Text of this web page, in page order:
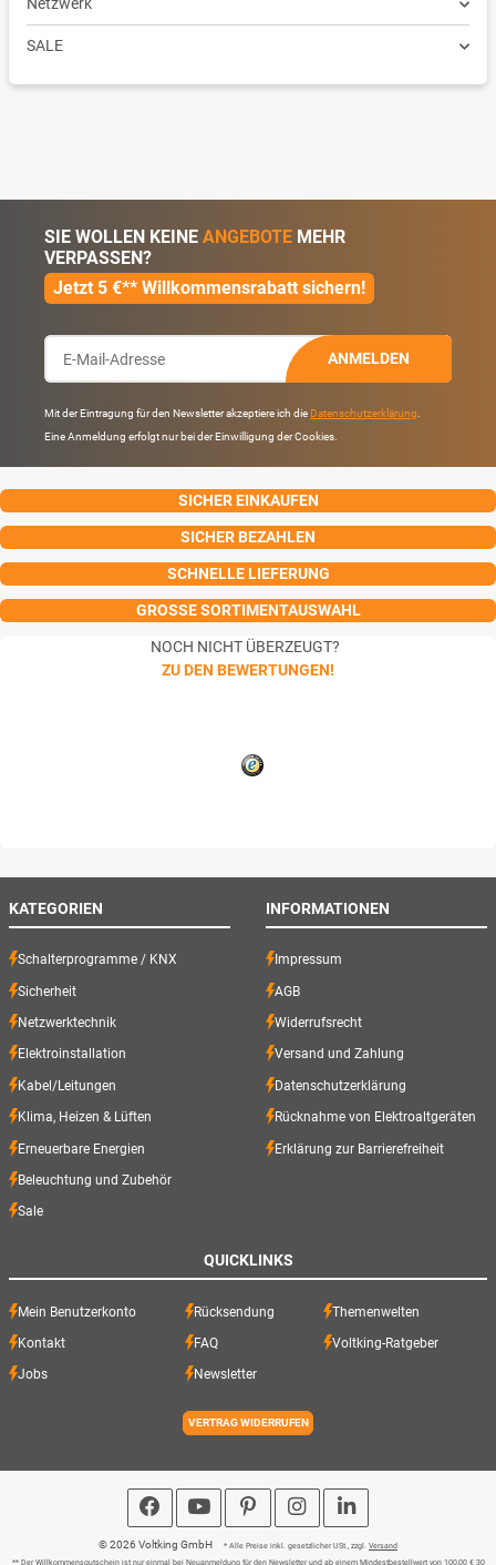
SALE
SIE WOLLEN KEINE ANGEBOTE MEHR
VERPASSEN?
Jetzt 5 €** Willkommensrabatt sichern!
ANMELDEN
Mit der Eintragung für den Newsletter akzeptiere ich die Datenschutzerklärung
Eine Anmeldung erfolgt nur bei der Einwilligung der Cookies.
SICHER EINKAUFEN
SICHER BEZAHLEN
SCHNELLE LIEFERUNG
GROSSE SORTIMENTAUSWAHL
NOCH NICHT ÜBERZEUGT?
ZU DEN BEWERTUNGEN!
KATEGORIEN
Schalterprogramme / KNX
Sicherheit
Netzwerktechnik
Elektroinstallation
Kabel/Leitungen
Klima, Heizen & Lüften
Erneuerbare Energien
Beleuchtung und Zubehör
Sale
INFORMATIONEN
Impressum
AGB
Widerrufsrecht
Versand und Zahlung
Datenschutzerklärung
Rücknahme von Elektroaltgeräten
Erklärung zur Barrierefreiheit
QUICKLINKS
Mein Benutzerkonto Rücksendung Themenwelten
Kontakt FAQ Voltking-Ratgeber
Jobs Newsletter
VERTRAG WIDERRUFEN
© 2026 Voltking GmbH * Alle Preise inkl. gesetzlicher USt., zzgl. Versand
** Der Willkommensgutschein ist nur einmal bei Neuanmeldung für den Newsletter und ab einem Mindestbestellwert von 100,00 € 30